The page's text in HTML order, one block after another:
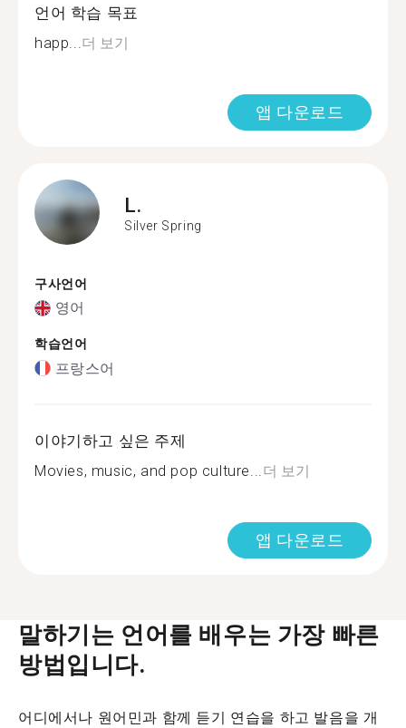
언어 학습 목표
happ... 더 보기
앱 다운로드
L.
Silver Spring
구사언어
영어
학습언어
프랑스어
이야기하고 싶은 주제
Movies, music, and pop culture... 더 보기
앱 다운로드
말하기는 언어를 배우는 가장 빠른
방법입니다.
어디에서나 원어민과 함께 듣기 연습을 하고 발음을 개